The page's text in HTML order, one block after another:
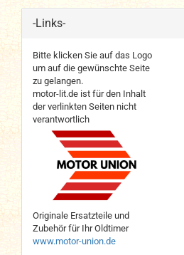
-Links-
Bitte klicken Sie auf das Logo
um auf die gewünschte Seite
zu gelangen.
motor-lit.de ist für den Inhalt
der verlinkten Seiten nicht
verantwortlich
Originale Ersatzteile und
Zubehör für Ihr Oldtimer
www.motor-union.de